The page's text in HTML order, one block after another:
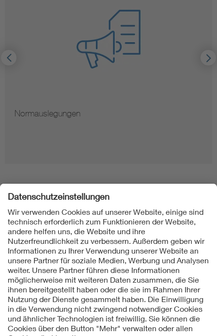
Normauslegungen
Folgen Sie uns
Kontakt
Impressum